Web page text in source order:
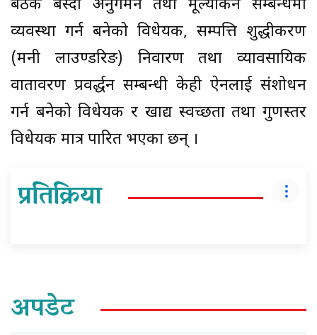
बैठक बस्दा अनुगमन तथा मूल्यांकन सम्बन्धमा
व्यवस्था गर्न बनेको विधेयक, सम्पत्ति शुद्धीकरण
(मनी लाउण्डरिङ) निवारण तथा व्यावसायिक
वातावरण प्रवर्द्धन सम्बन्धी केही ऐनलाई संशोधन
गर्न बनेको विधेयक र खाद्य स्वच्छता तथा गुणस्तर
विधेयक मात्र पारित भएका छन् ।
प्रतिक्रिया
अपडेट